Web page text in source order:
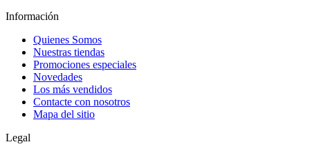
Información
Quienes Somos
Nuestras tiendas
Promociones especiales
Novedades
Los más vendidos
Contacte con nosotros
Mapa del sitio
Legal